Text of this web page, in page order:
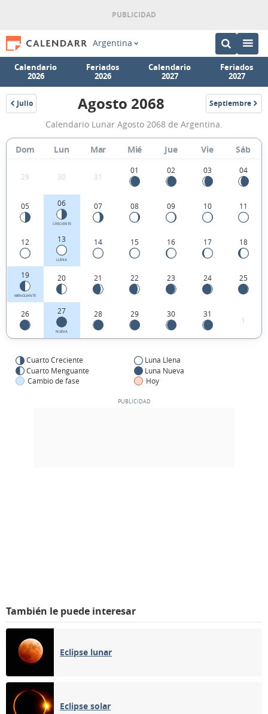
Argentina
Calendario
2026
Feriados
2026
Calendario
2027
Feriados
2027
Julio
2068
Calendario
Lunar
Agosto
2068
de
Argentina.
Agosto 2068 Septiembre
2068
Calendario Lunar Agosto 2068 de Argentina.
Dom Lun Mar Mié Jue Vie Sáb
29 30 31
01 02 03 04
05 06
CRECIENTE
07 08 09 10 11
12 13
LLENA
14 15 16 17 18
19
MENGUANTE
20 21 22 23 24 25
26 27
NUEVA
28 29 30 31
1
Cuarto Creciente
Luna Llena
Cuarto Menguante
Luna Nueva
Cambio de fase
Hoy
También le puede interesar
Eclipse lunar
Eclipse solar